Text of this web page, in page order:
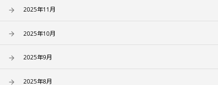
2025年11月
2025年10月
2025年9月
2025年8月